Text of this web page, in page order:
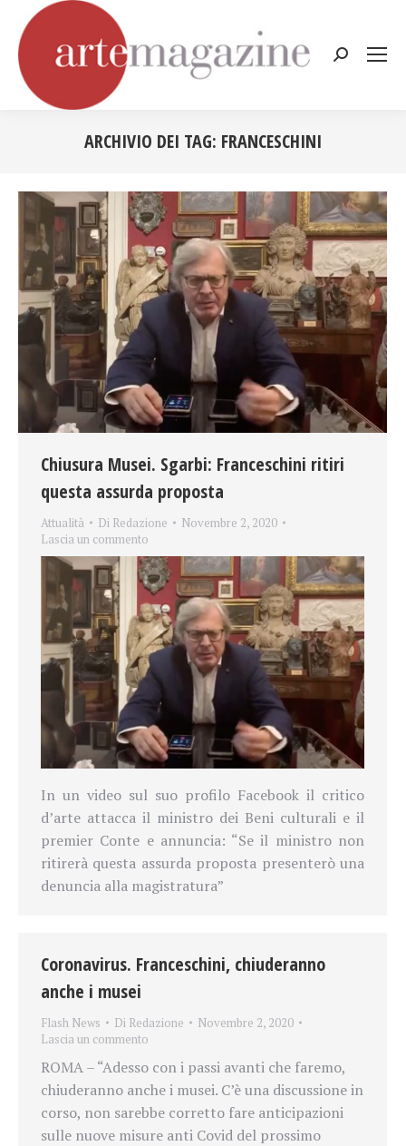
Cerca:
ARCHIVIO DEI TAG: FRANCESCHINI
Chiusura Musei. Sgarbi: Franceschini ritiri
questa assurda proposta
Attualità Di Redazione
Novembre 2, 2020
Lascia un commento
In un video sul suo profilo Facebook il critico
d’arte attacca il ministro dei Beni culturali e il
premier Conte e annuncia: “Se il ministro non
ritirerà questa assurda proposta presenterò una
denuncia alla magistratura”
Coronavirus. Franceschini, chiuderanno
anche i musei
Flash News Di Redazione
Novembre 2, 2020
Lascia un commento
ROMA – “Adesso con i passi avanti che faremo,
chiuderanno anche i musei. C’è una discussione in
corso, non sarebbe corretto fare anticipazioni
sulle nuove misure anti Covid del prossimo